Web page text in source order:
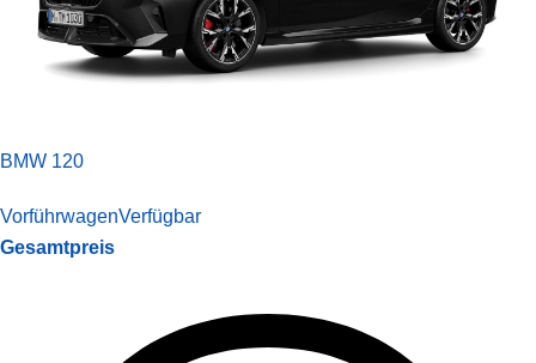
BMW 120
VorführwagenVerfügbar
Gesamtpreis